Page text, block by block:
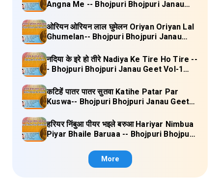
Angna Me -- Bhojpuri Bhojpuri Janau
ओरियन ओरियन लाल घुमेलन Oriyan Oriyan Lal
Ghumelan-- Bhojpuri Bhojpuri Janau
नदिया के इरे हो तीरे Nadiya Ke Tire Ho Tire --
- Bhojpuri Bhojpuri Janau Geet Vol-1
कटिहें पातर पातर सुतवा Katihe Patar Par
Kuswa-- Bhojpuri Bhojpuri Janau Geet
हरियर निंबुआ पीयर भइले बरुआ Hariyar Nimbua
Piyar Bhaile Baruaa -- Bhojpuri Bhojpuri
More